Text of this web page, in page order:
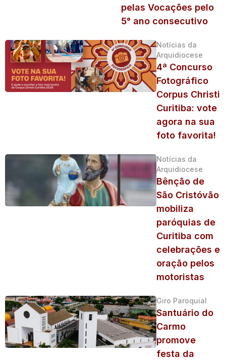
pelas Vocações pelo
5° ano consecutivo
Notícias da
Arquidiocese
4ª Concurso
Fotográfico
Corpus Christi
Curitiba: vote
agora na sua
foto favorita!
Notícias da
Arquidiocese
Bênção de
São Cristóvão
mobiliza
paróquias de
Curitiba com
celebrações e
oração pelos
motoristas
Giro Paroquial
Santuário do
Carmo
promove
festa da